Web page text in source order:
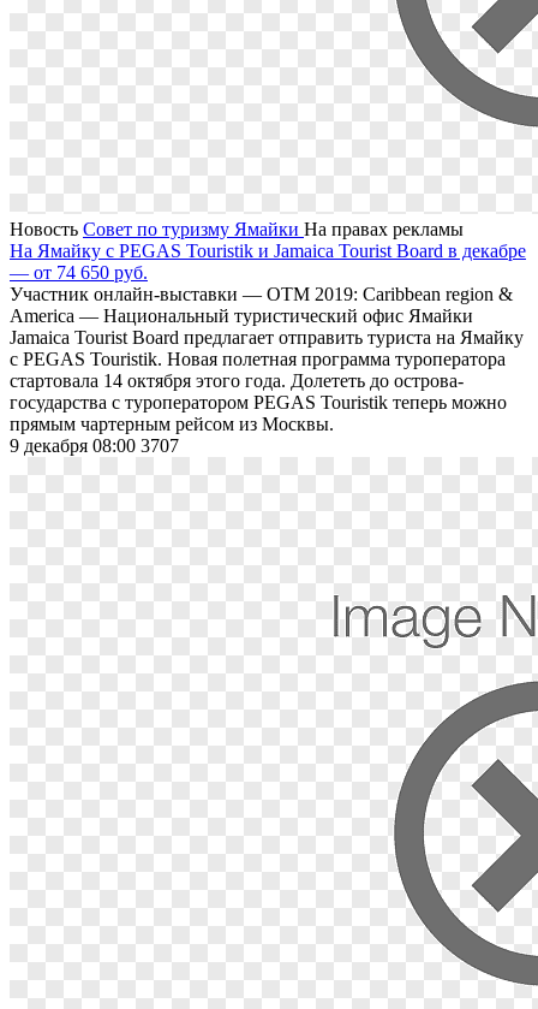
Новость Совет по туризму Ямайки На правах рекламы
На Ямайку с PEGAS Touristik и Jamaica Tourist Board в декабре
— от 74 650 руб.
Участник онлайн-выставки — OTM 2019: Caribbean region &
America — Национальный туристический офис Ямайки
Jamaica Tourist Board предлагает отправить туриста на Ямайку
с PEGAS Touristik. Новая полетная программа туроператора
стартовала 14 октября этого года. Долететь до острова-
государства с туроператором PEGAS Touristik теперь можно
прямым чартерным рейсом из Москвы.
9 декабря 08:00 3707